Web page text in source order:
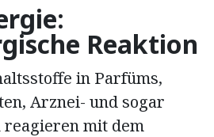
Reaktion
in Parfüms,
Arznei- und sogar
mit dem